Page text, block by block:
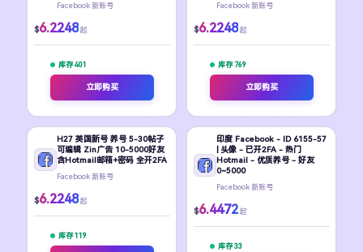
Facebook 新账号
$6.2248 起
库存 401
立即购买
Facebook 新账号
$6.2248 起
库存 769
立即购买
H27 英国新号 养号 5-30帖子
可编辑 Zin广告 10-5000好友
含Hotmail邮箱+密码 全开2FA
Facebook 新账号
$6.2248 起
库存 119
印度 Facebook - ID 6155-57
| 头像 - 已开2FA - 热门
Hotmail - 优质养号 - 好友
0~5000
Facebook 新账号
$6.4472 起
库存 33